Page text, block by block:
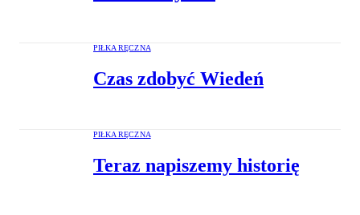
PIŁKA RĘCZNA
Czas zdobyć Wiedeń
PIŁKA RĘCZNA
Teraz napiszemy historię